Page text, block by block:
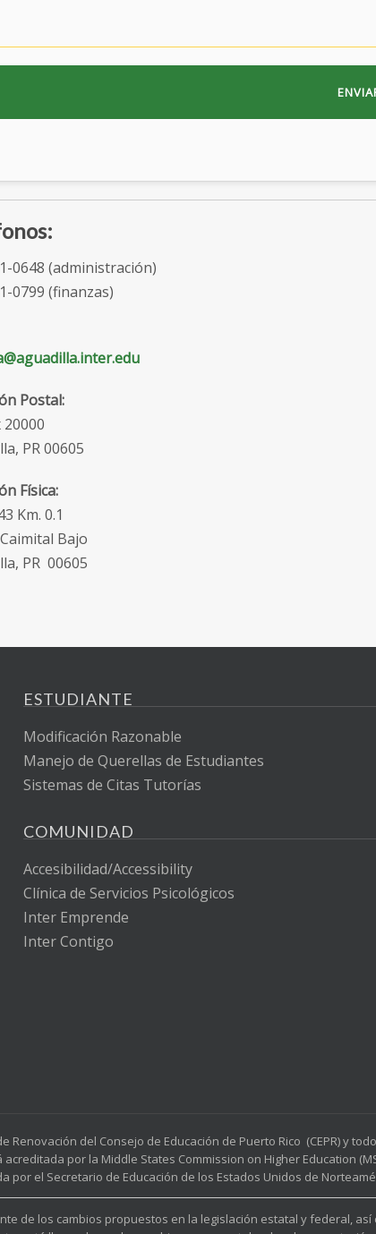
0648 (administración)
0799 (finanzas)
Postal:
20000
PR 00605
Física:
Km. 0.1
Bajo
PR 00605
ESTUDIANTE
Modificación Razonable
Manejo de Querellas de Estudiantes
Sistemas de Citas Tutorías
COMUNIDAD
Accesibilidad/Accessibility
Clínica de Servicios Psicológicos
Inter Emprende
Inter Contigo
Renovación del Consejo de Educación de Puerto Rico (CEPR) y
por la Middle States Commission on Higher Education
el Secretario de Educación de los Estados Unidos de
de los cambios propuestos en la legislación estatal y federal,